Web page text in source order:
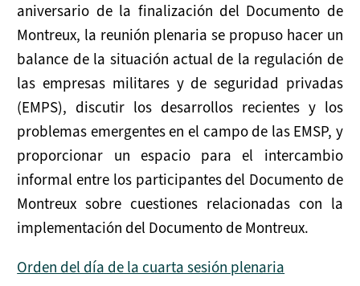
aniversario de la finalización del Documento de
Montreux, la reunión plenaria se propuso hacer un
balance de la situación actual de la regulación de
las empresas militares y de seguridad privadas
(EMPS), discutir los desarrollos recientes y los
problemas emergentes en el campo de las EMSP, y
proporcionar un espacio para el intercambio
informal entre los participantes del Documento de
Montreux sobre cuestiones relacionadas con la
implementación del Documento de Montreux.
Orden del día de la cuarta sesión plenaria